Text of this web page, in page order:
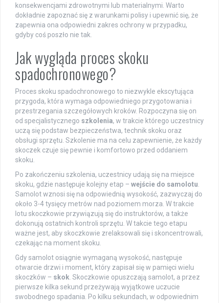
konsekwencjami zdrowotnymi lub materialnymi. Warto
dokładnie zapoznać się z warunkami polisy i upewnić się, że
zapewnia ona odpowiedni zakres ochrony w przypadku,
gdyby coś poszło nie tak.
Jak wygląda proces skoku
spadochronowego?
Proces skoku spadochronowego to niezwykle ekscytująca
przygoda, która wymaga odpowiedniego przygotowania i
przestrzegania szczegółowych kroków. Rozpoczyna się on
od specjalistycznego szkolenia, w trakcie którego uczestnicy
uczą się podstaw bezpieczeństwa, technik skoku oraz
obsługi sprzętu. Szkolenie ma na celu zapewnienie, że każdy
skoczek czuje się pewnie i komfortowo przed oddaniem
skoku.
Po zakończeniu szkolenia, uczestnicy udają się na miejsce
skoku, gdzie następuje kolejny etap – wejście do samolotu
Samolot wznosi się na odpowiednią wysokość, zazwyczaj do
około 3-4 tysięcy metrów nad poziomem morza. W trakcie
lotu skoczkowie przywiązują się do instruktorów, a także
dokonują ostatnich kontroli sprzętu. W takcie tego etapu
ważne jest, aby skoczkowie zrelaksowali się i skoncentrowali,
czekając na moment skoku.
Gdy samolot osiągnie wymaganą wysokość, następuje
otwarcie drzwi i moment, który zapisał się w pamięci wielu
skoczków – skok . Skoczkowie opuszczają samolot, a przez
pierwsze kilka sekund przeżywają wyjątkowe uczucie
swobodnego spadania. Po kilku sekundach, w odpowiednim